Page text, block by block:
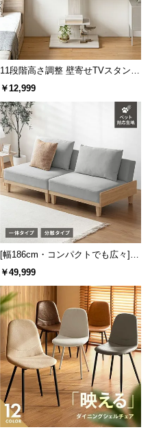
11段階高さ調整 壁寄せTVスタンド
キャスター付き 上下左右角度調節
￥12,999
[幅186cm・コンパクトでも広々] 3
人掛けソファベッド リクライニン
￥49,999